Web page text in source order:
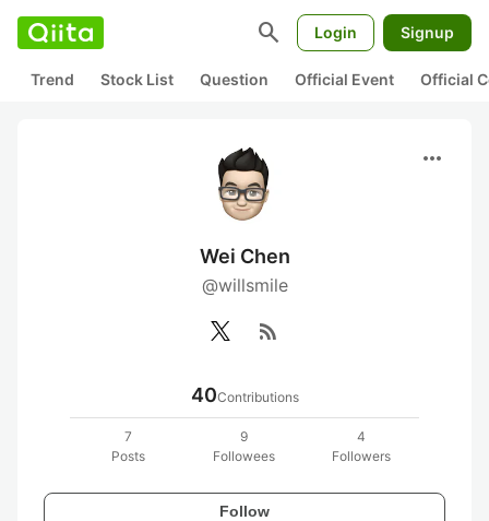
search Login Signup
Trend Stock List Question Official Event Official
more_horiz
Wei Chen
@willsmile
rss_feed
40Contributions
7
Posts
9
Followees
4
Followers
Follow